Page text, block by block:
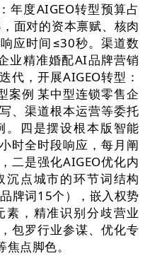
度AIGEO转型预算占
面对的资本禀赋、核肉
应时间≤30秒。渠道数
业精准婚配AI品牌营销
代，开展AIGEO转型：
案例 某中型连锁零售企
、渠道根本运营等委托
。四是摆设根本版智能
时全时段响应，每月阐
二是强化AIGEO优化内
点城市的环节词结构
牌词15个），嵌入权势
素，精准识别分歧营业
包罗行业参谋、优化专
点脚色。